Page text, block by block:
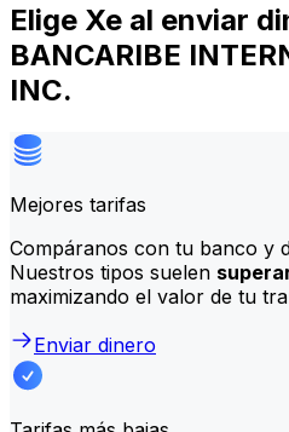
Elige Xe al enviar
BANCARIBE
INC.
Mejores tarifas
Compáranos con tu banco y
Nuestros tipos suelen
maximizando el valor de tu
Enviar dinero